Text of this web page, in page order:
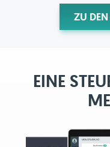
ZU DEN
EINE